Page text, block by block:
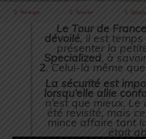
Partager Tweeter
Le Tour de
dévoilé, il est temps
présenter la
Specialized, à
2. Celui-là même que
La sécurité est
lorsqu’elle allie
n’est que mieux.
été revisité, mais
mince affaire tant
était